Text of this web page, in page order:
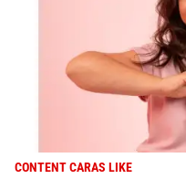
CONTENT CARAS LIKE